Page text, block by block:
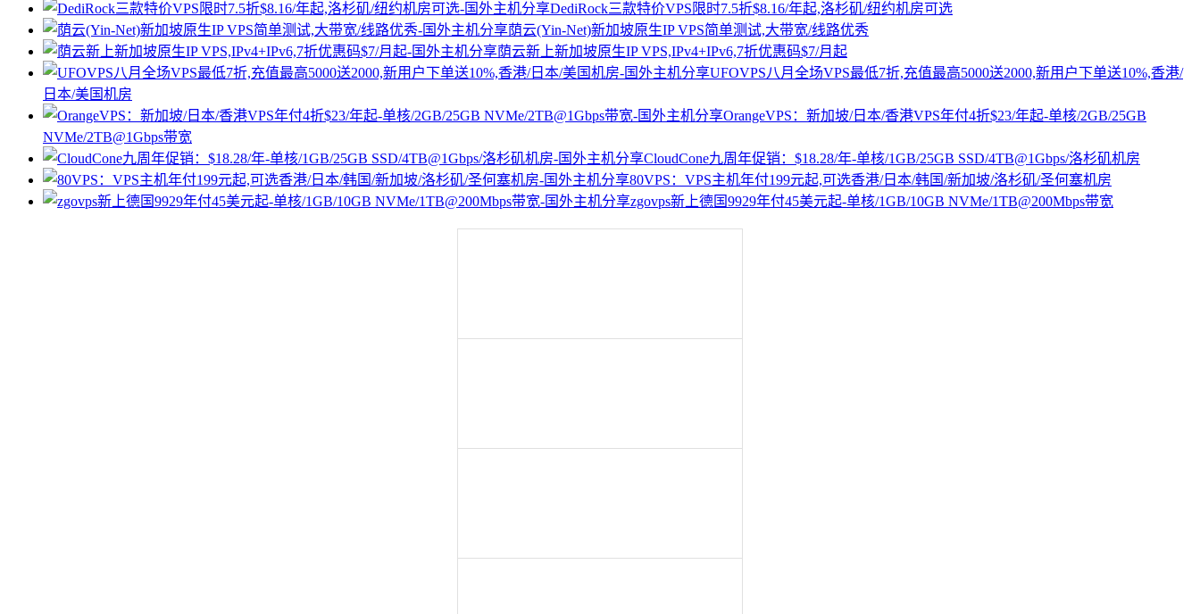
DediRock三款特价VPS限时7.5折$8.16/年起,洛杉矶/纽约机房可选
荫云(Yin-Net)新加坡原生IP VPS简单测试,大带宽/线路优秀
荫云新上新加坡原生IP VPS,IPv4+IPv6,7折优惠码$7/月起
UFOVPS八月全场VPS最低7折,充值最高5000送2000,新用户下单送10%,香港/
日本/美国机房
OrangeVPS：新加坡/日本/香港VPS年付4折$23/年起-单核/2GB/25GB
NVMe/2TB@1Gbps带宽
CloudCone九周年促销：$18.28/年-单核/1GB/25GB SSD/4TB@1Gbps/洛杉矶机房
80VPS：VPS主机年付199元起,可选香港/日本/韩国/新加坡/洛杉矶/圣何塞机房
zgovps新上德国9929年付45美元起-单核/1GB/10GB NVMe/1TB@200Mbps带宽